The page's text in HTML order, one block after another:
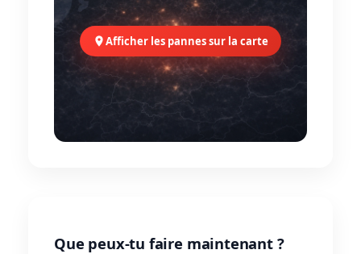
Afficher les pannes sur la carte
Que peux-tu faire maintenant ?